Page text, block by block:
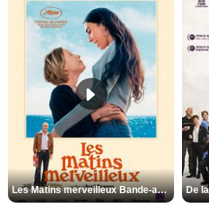
Les Matins merveilleux Bande-annonce VF